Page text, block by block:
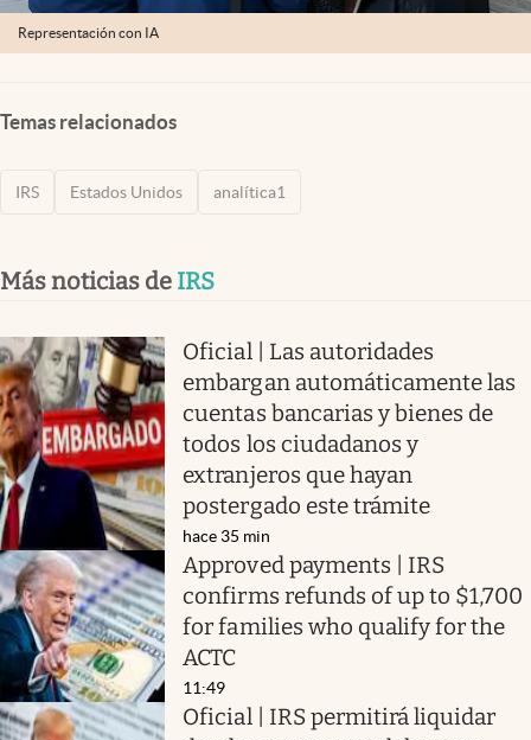
Representación con IA
Temas relacionados
IRS Estados Unidos analítica1
Más noticias de IRS
Oficial | Las autoridades
embargan automáticamente las
cuentas bancarias y bienes de
todos los ciudadanos y
extranjeros que hayan
postergado este trámite
hace 35 min
Approved payments | IRS
confirms refunds of up to $1,700
for families who qualify for the
ACTC
11:49
Oficial | IRS permitirá liquidar